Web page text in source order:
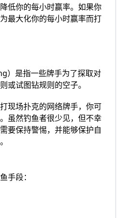
低你的每小时赢率。如果你
最大化你的每小时赢率而打
）是指一些牌手为了探取对
或试图钻规则的空子。
现场扑克的网络牌手，你可
虽然钓鱼者很少见，但不幸
要保持警惕，并能够保护自
手段：